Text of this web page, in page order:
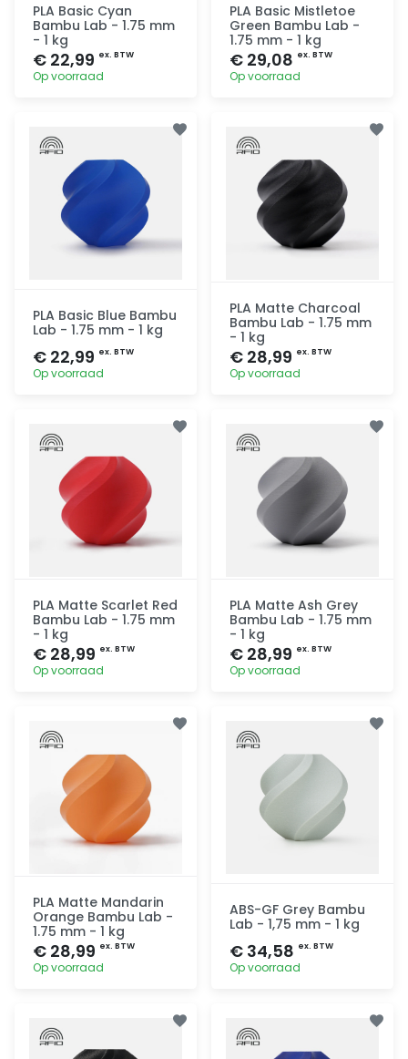
PLA Basic Cyan
Bambu Lab - 1.75 mm
- 1 kg
€ 22,99 ex. BTW
Op voorraad
PLA Basic Mistletoe
Green Bambu Lab -
1.75 mm - 1 kg
€ 29,08 ex. BTW
Op voorraad
PLA Basic Blue Bambu
Lab - 1.75 mm - 1 kg
€ 22,99 ex. BTW
Op voorraad
PLA Matte Charcoal
Bambu Lab - 1.75 mm
- 1 kg
€ 28,99 ex. BTW
Op voorraad
PLA Matte Scarlet Red
Bambu Lab - 1.75 mm
- 1 kg
€ 28,99 ex. BTW
Op voorraad
PLA Matte Ash Grey
Bambu Lab - 1.75 mm
- 1 kg
€ 28,99 ex. BTW
Op voorraad
PLA Matte Mandarin
Orange Bambu Lab -
1.75 mm - 1 kg
€ 28,99 ex. BTW
Op voorraad
ABS-GF Grey Bambu
Lab - 1,75 mm - 1 kg
€ 34,58 ex. BTW
Op voorraad